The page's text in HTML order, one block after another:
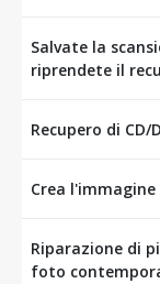
Salvate la
riprendete il
Recupero di CD/
Crea l'immagine
Riparazione di
foto